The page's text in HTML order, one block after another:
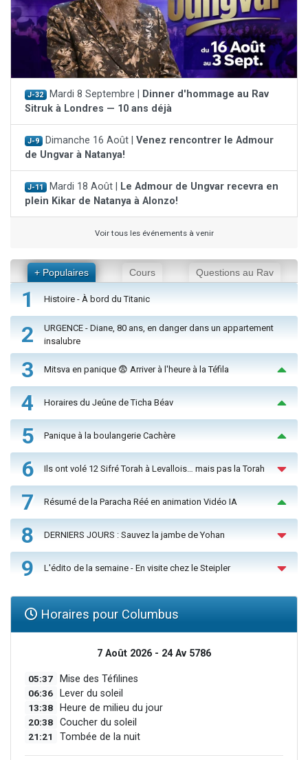
J-32 Mardi 8 Septembre |
Dinner d'hommage au Rav
Sitruk à Londres — 10 ans déjà
J-9 Dimanche 16 Août | Venez rencontrer le Admour
de Ungvar à Natanya!
J-11 Mardi 18 Août |
Le Admour de Ungvar recevra en
plein Kikar de Natanya à Alonzo!
Voir tous les événements à venir
+ Populaires Cours Questions au Rav
1 Histoire - À bord du Titanic
2
URGENCE - Diane, 80 ans, en danger dans un appartement
insalubre
3 Mitsva en panique 😨 Arriver à l'heure à la Téfila
4 Horaires du Jeûne de Ticha Béav
5 Panique à la boulangerie Cachère
6 Ils ont volé 12 Sifré Torah à Levallois… mais pas la Torah
7 Résumé de la Paracha Réé en animation Vidéo IA
8 DERNIERS JOURS : Sauvez la jambe de Yohan
9 L'édito de la semaine - En visite chez le Steipler
Horaires pour Columbus
7 Août 2026 - 24 Av 5786
05:37 Mise des Téfilines
06:36 Lever du soleil
13:38 Heure de milieu du jour
20:38 Coucher du soleil
21:21 Tombée de la nuit